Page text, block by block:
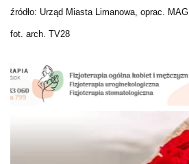
źródło: Urząd Miasta Limanowa, oprac. MAG
fot. arch. TV28